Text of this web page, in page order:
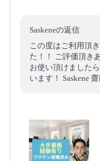
Saskeneの返信
この度はご利用頂
た！！ ご評価頂き
お使い頂けました
います！ Saskene